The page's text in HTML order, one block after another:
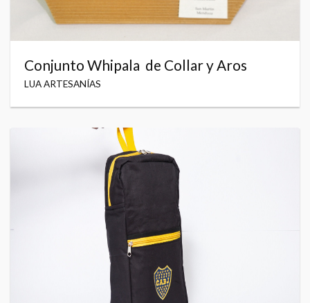
Conjunto Whipala de Collar y Aros
LUA ARTESANÍAS